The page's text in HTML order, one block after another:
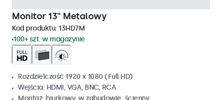
Monitor 13" Metalowy
Kod produktu: 13HD7M
100+ szt. w magazynie
Rozdzielczość 1920 x 1080 (Full HD)
Wejścia: HDMI, VGA, BNC, RCA
Montaż: biurkowy, w zabudowie, ścienny